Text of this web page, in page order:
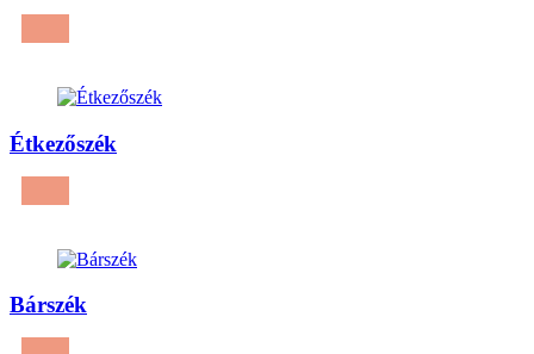
Étkezőszék
Bárszék